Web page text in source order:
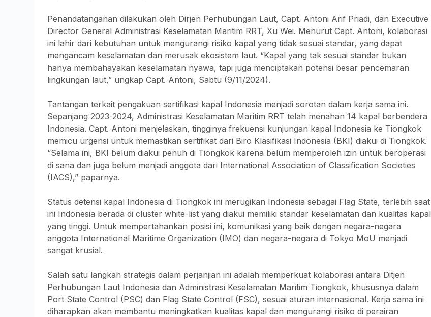
Penandatanganan dilakukan oleh Dirjen Perhubungan Laut, Capt. Antoni Arif Priadi, dan Executive
Director General Administrasi Keselamatan Maritim RRT, Xu Wei. Menurut Capt. Antoni, kolaborasi
ini lahir dari kebutuhan untuk mengurangi risiko kapal yang tidak sesuai standar, yang dapat
mengancam keselamatan dan merusak ekosistem laut. “Kapal yang tak sesuai standar bukan
hanya membahayakan keselamatan nyawa, tapi juga menciptakan potensi besar pencemaran
lingkungan laut,” ungkap Capt. Antoni, Sabtu (9/11/2024).
Tantangan terkait pengakuan sertifikasi kapal Indonesia menjadi sorotan dalam kerja sama ini.
Sepanjang 2023-2024, Administrasi Keselamatan Maritim RRT telah menahan 14 kapal berbendera
Indonesia. Capt. Antoni menjelaskan, tingginya frekuensi kunjungan kapal Indonesia ke Tiongkok
memicu urgensi untuk memastikan sertifikat dari Biro Klasifikasi Indonesia (BKI) diakui di Tiongkok.
“Selama ini, BKI belum diakui penuh di Tiongkok karena belum memperoleh izin untuk beroperasi
di sana dan juga belum menjadi anggota dari International Association of Classification Societies
(IACS),” paparnya.
Status detensi kapal Indonesia di Tiongkok ini merugikan Indonesia sebagai Flag State, terlebih saat
ini Indonesia berada di cluster white-list yang diakui memiliki standar keselamatan dan kualitas kapal
yang tinggi. Untuk mempertahankan posisi ini, komunikasi yang baik dengan negara-negara
anggota International Maritime Organization (IMO) dan negara-negara di Tokyo MoU menjadi
sangat krusial.
Salah satu langkah strategis dalam perjanjian ini adalah memperkuat kolaborasi antara Ditjen
Perhubungan Laut Indonesia dan Administrasi Keselamatan Maritim Tiongkok, khususnya dalam
Port State Control (PSC) dan Flag State Control (FSC), sesuai aturan internasional. Kerja sama ini
diharapkan akan membantu meningkatkan kualitas kapal dan mengurangi risiko di perairan